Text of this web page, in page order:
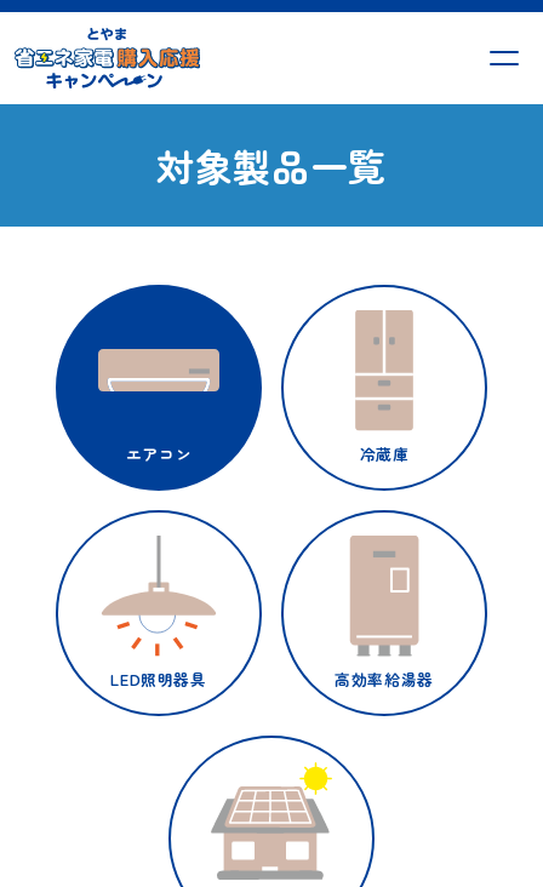
対象製品一覧
エアコン 冷蔵庫
LED照明器具 高効率給湯器